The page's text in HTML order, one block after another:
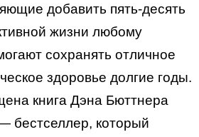
добавить пять-десять
жизни любому
сохранять отличное
здоровье долгие годы.
книга Дэна Бюттнера
бестселлер, который